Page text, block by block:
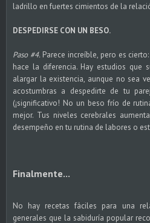
ladrillo en fuertes cimientos de la
DESPEDIRSE CON UN BESO.
Paso #4.Parece increíble, pero es
hace la diferencia. Hay estudios que
alargar la existencia, aunque no sea
acostumbras a despedirte de tu
(¡significativo! No un beso frío de
mejor. Tus niveles cerebrales
desempeño en tu rutina de labores o
Finalmente...
No hay recetas fáciles para una
generales que la sabiduría popular